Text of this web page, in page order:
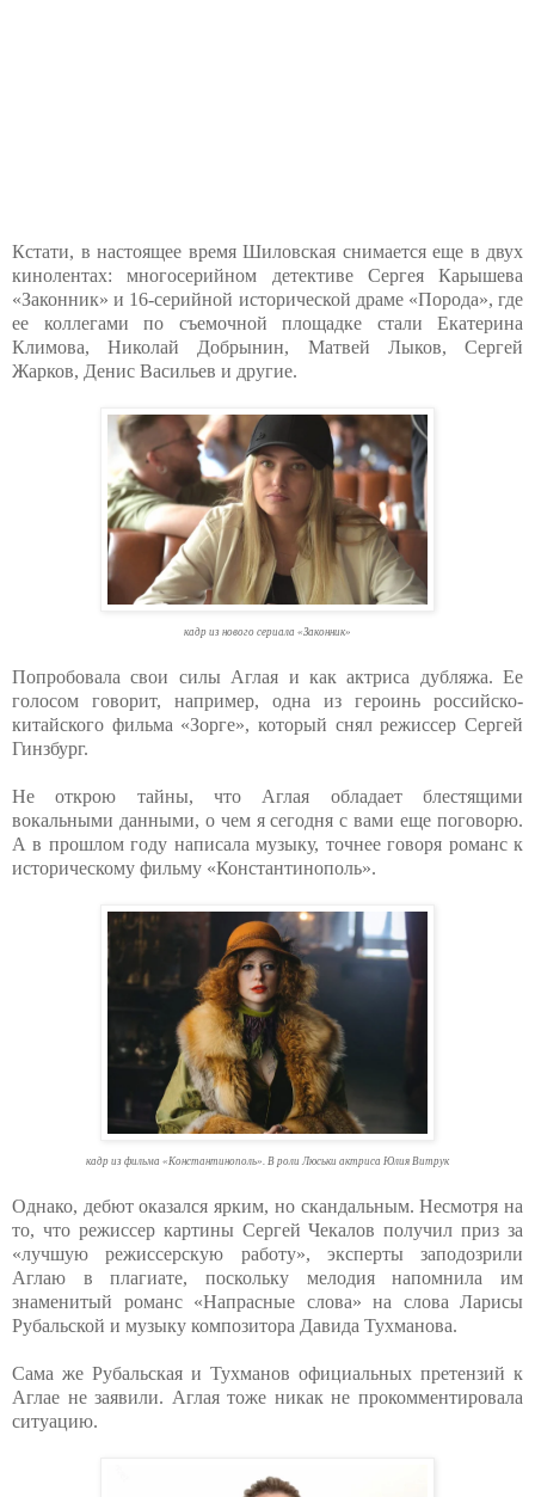
Кстати, в настоящее время Шиловская снимается еще в двух
кинолентах: многосерийном детективе Сергея Карышева
«Законник» и 16-серийной исторической драме «Порода», где
ее коллегами по съемочной площадке стали Екатерина
Климова, Николай Добрынин, Матвей Лыков, Сергей
Жарков, Денис Васильев и другие.
кадр из нового сериала «Законник»
Попробовала свои силы Аглая и как актриса дубляжа. Ее
голосом говорит, например, одна из героинь российско-
китайского фильма «Зорге», который снял режиссер Сергей
Гинзбург.
Не открою тайны, что Аглая обладает блестящими
вокальными данными, о чем я сегодня с вами еще поговорю.
А в прошлом году написала музыку, точнее говоря романс к
историческому фильму «Константинополь».
кадр из фильма «Константинополь». В роли Люськи актриса Юлия Витрук
Однако, дебют оказался ярким, но скандальным. Несмотря на
то, что режиссер картины Сергей Чекалов получил приз за
«лучшую режиссерскую работу», эксперты заподозрили
Аглаю в плагиате, поскольку мелодия напомнила им
знаменитый романс «Напрасные слова» на слова Ларисы
Рубальской и музыку композитора Давида Тухманова.
Сама же Рубальская и Тухманов официальных претензий к
Аглае не заявили. Аглая тоже никак не прокомментировала
ситуацию.